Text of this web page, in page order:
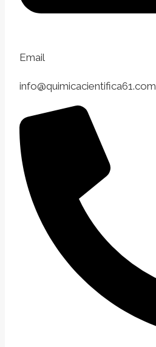
Email
info@quimicacientifica61.com